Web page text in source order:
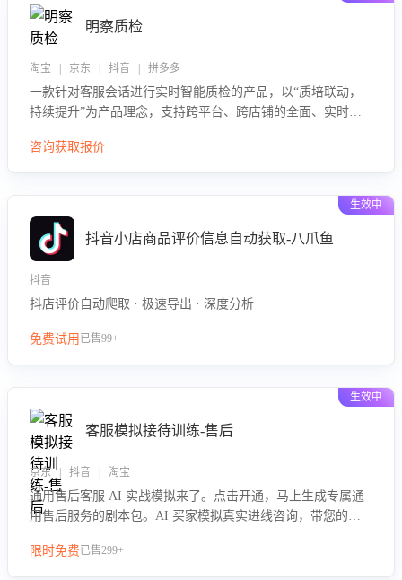
明察质检
淘宝 | 京东 | 抖音 | 拼多多
一款针对客服会话进行实时智能质检的产品，以“质培联动，
持续提升”为产品理念，支持跨平台、跨店铺的全面、实时、
队的销服能力。
咨询获取报价
生效中
抖音小店商品评价信息自动获取-八爪鱼
抖音
抖店评价自动爬取 · 极速导出 · 深度分析
免费试用 已售99+
生效中
客服模拟接待训练-售后
京东 | 抖音 | 淘宝
通用售后客服 AI 实战模拟来了。点击开通，马上生成专属通
用售后服务的剧本包。AI 买家模拟真实进线咨询，带您的客
要点，轻松提升服务能力。
限时免费已售299+